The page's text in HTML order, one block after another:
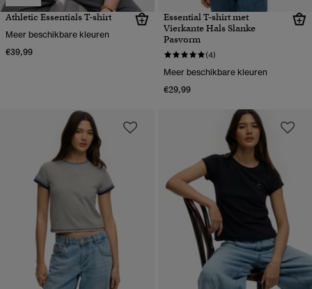
Athletic Essentials T-shirt
Meer beschikbare kleuren
€39,99
Essential T-shirt met
Vierkante Hals Slanke
Pasvorm
(4)
Meer beschikbare kleuren
€29,99